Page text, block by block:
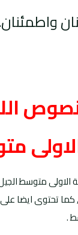
واطمئنان.
متوسط
, كما تحتوى ايضا
.